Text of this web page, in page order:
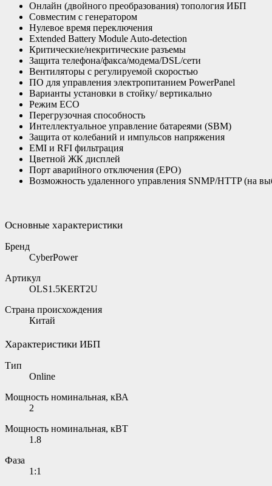
Онлайн (двойного преобразования) топология ИБП
Совместим с генератором
Нулевое время переключения
Extended Battery Module Auto-detection
Критические/некритические разъемы
Защита телефона/факса/модема/DSL/сети
Вентиляторы с регулируемой скоростью
ПО для управления электропитанием PowerPanel
Варианты установки в стойку/ вертикально
Режим ECO
Перегрузочная способность
Интеллектуальное управление батареями (SBM)
Защита от колебаний и импульсов напряжения
EMI и RFI фильтрация
Цветной ЖК дисплей
Порт аварийного отключения (EPO)
Возможность удаленного управления SNMP/HTTP (на
Основные характеристики
Бренд
CyberPower
Артикул
OLS1.5KERT2U
Страна происхождения
Китай
Характеристики ИБП
Тип
Online
Мощность номинальная, кВА
2
Мощность номинальная, кВТ
1.8
Фаза
1:1